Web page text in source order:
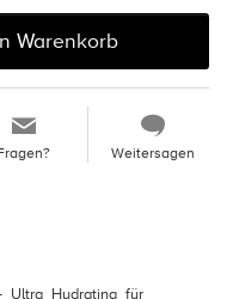
Warenkorb
Weitersagen
Ultra Hydrating für